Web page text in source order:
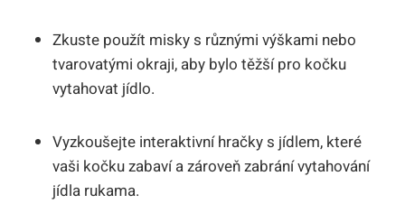
Zkuste použít misky s různými výškami nebo
tvarovatými okraji, aby bylo těžší pro kočku
vytahovat jídlo.
Vyzkoušejte interaktivní hračky s jídlem, které
vaši kočku zabaví a zároveň zabrání vytahování
jídla rukama.